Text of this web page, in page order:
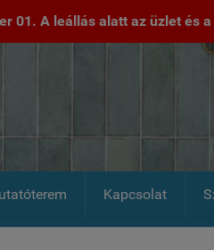
01. A leállás alatt az üzlet
Kapcsolat